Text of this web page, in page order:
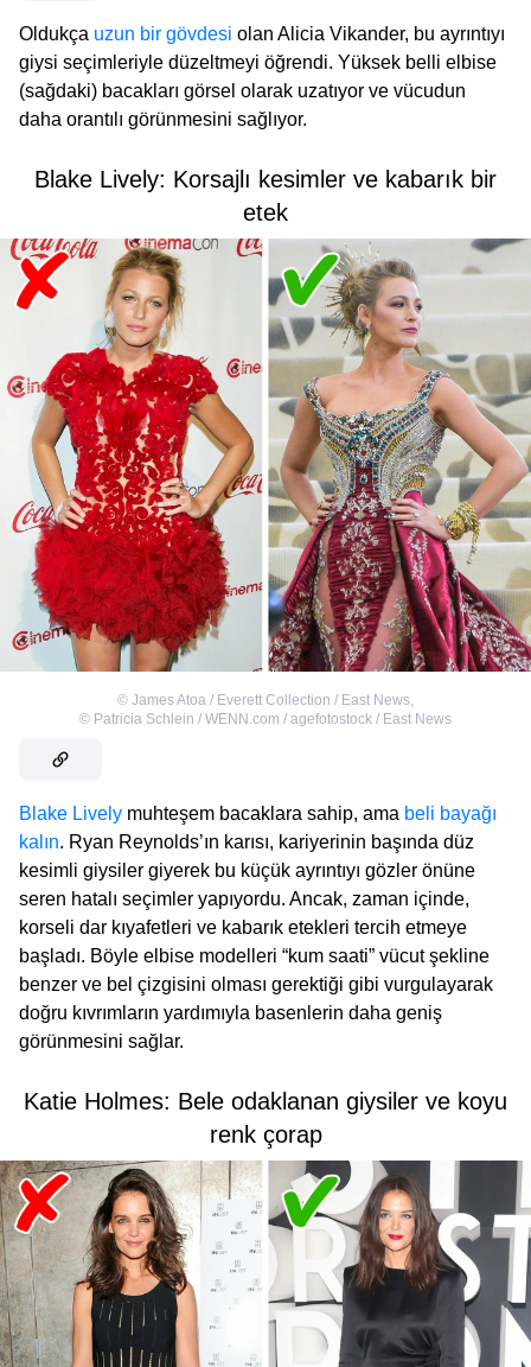
Oldukça uzun bir gövdesi olan Alicia Vikander, bu ayrıntıyı
giysi seçimleriyle düzeltmeyi öğrendi. Yüksek belli elbise
(sağdaki) bacakları görsel olarak uzatıyor ve vücudun
daha orantılı görünmesini sağlıyor.
Blake Lively: Korsajlı kesimler ve kabarık bir
etek
© James Atoa / Everett Collection / East News,
© Patricia Schlein / WENN.com / agefotostock / East News
Blake Lively muhteşem bacaklara sahip, ama beli bayağı
kalın. Ryan Reynolds’ın karısı, kariyerinin başında düz
kesimli giysiler giyerek bu küçük ayrıntıyı gözler önüne
seren hatalı seçimler yapıyordu. Ancak, zaman içinde,
korseli dar kıyafetleri ve kabarık etekleri tercih etmeye
başladı. Böyle elbise modelleri “kum saati” vücut şekline
benzer ve bel çizgisini olması gerektiği gibi vurgulayarak
doğru kıvrımların yardımıyla basenlerin daha geniş
görünmesini sağlar.
Katie Holmes: Bele odaklanan giysiler ve koyu
renk çorap